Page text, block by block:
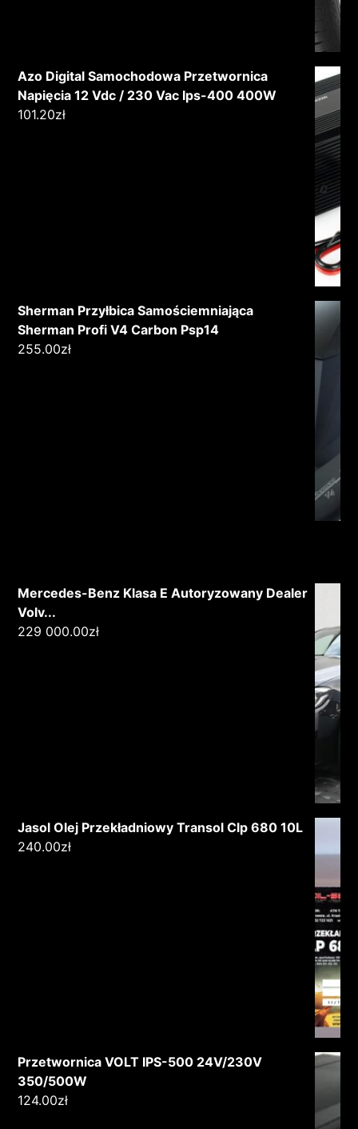
Azo Digital Samochodowa Przetwornica
Napięcia 12 Vdc / 230 Vac Ips-400 400W
101.20zł
Sherman Przyłbica Samościemniająca
Sherman Profi V4 Carbon Psp14
255.00zł
Mercedes-Benz Klasa E Autoryzowany Dealer
Volv...
229 000.00zł
Jasol Olej Przekładniowy Transol Clp 680 10L
240.00zł
Przetwornica VOLT IPS-500 24V/230V
350/500W
124.00zł